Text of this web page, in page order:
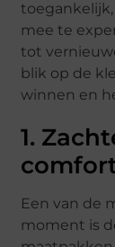
mee te
tot
blik op de
winnen en
1.
Een van de
moment is